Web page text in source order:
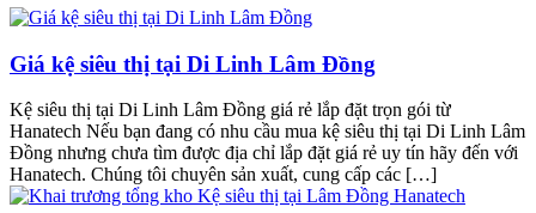
Giá kệ siêu thị tại Di Linh Lâm Đồng
Kệ siêu thị tại Di Linh Lâm Đồng giá rẻ lắp đặt trọn gói từ
Hanatech Nếu bạn đang có nhu cầu mua kệ siêu thị tại Di Linh Lâm
Đồng nhưng chưa tìm được địa chỉ lắp đặt giá rẻ uy tín hãy đến với
Hanatech. Chúng tôi chuyên sản xuất, cung cấp các […]